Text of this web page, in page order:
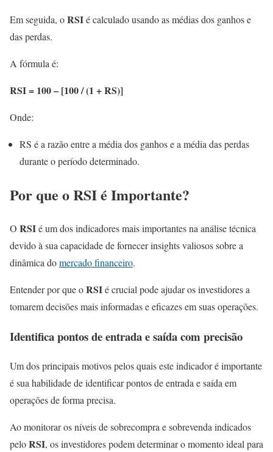
Em seguida, oRSIé calculado usando as médias dos ganhos e
das perdas.
A fórmula é:
RSI = 100 – [100 / (1 + RS)]
Onde:
RS é a razão entre a média dos ganhos e a média das perdas
durante o período determinado.
Por que oRSIé Importante?
O RSIé um dos indicadores mais importantes na análise técnica
devido à sua capacidade de fornecer insights valiosos sobre a
dinâmica domercado financeiro.
Entender por que oRSIé crucial pode ajudar os investidores a
tomarem decisões mais informadas e eficazes em suas operações.
Identifica pontos de entrada e saída com precisão
Um dos principais motivos pelos quais este indicador é importante
é sua habilidade de identificar pontos de entrada e saída em
operações de forma precisa.
Ao monitorar os níveis de sobrecompra e sobrevenda indicados
peloRSI, os investidores podem determinar o momento ideal para